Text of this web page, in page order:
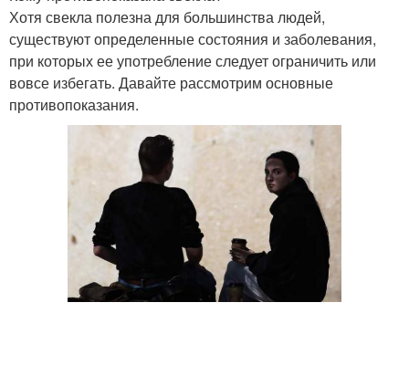
Хотя свекла полезна для большинства людей,
существуют определенные состояния и заболевания,
при которых ее употребление следует ограничить или
вовсе избегать. Давайте рассмотрим основные
противопоказания.